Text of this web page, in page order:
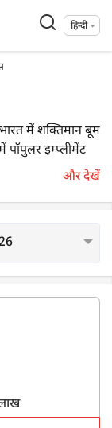
हिन्दी
में शक्तिमान बूम
इम्प्लीमेंट
रक्षक 600हैं।
और देखें